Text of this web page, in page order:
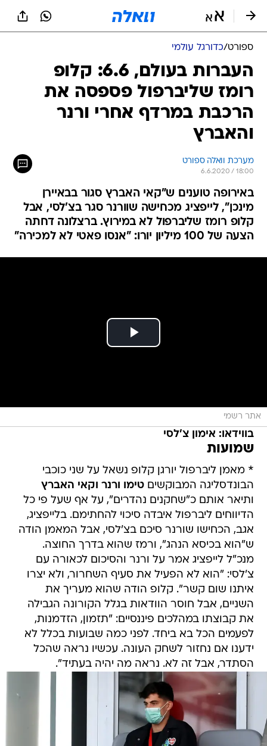
ספורט/כדורגל עולמי
העברות בעולם, 6.6: קלופ
רומז שליברפול פספסה את
הרכבת במרדף אחרי ורנר
והאברץ
מערכת וואלה ספורט
6.6.2020 / 18:00
באירופה טוענים ש"קאי האברץ סגור בבאיירן
מינכן", לייפציג מכחישה שוורנר סגר בצ'לסי, אבל
קלופ רומז שליברפול לא במירוץ. ברצלונה דחתה
הצעה של 100 מיליון יורו: "אנסו פאטי לא למכירה"
אתר רשמי
בווידאו: אימון צ'לסי
שמועות
* מאמן ליברפול יורגן קלופ נשאל על שני כוכבי
הבונדסליגה המבוקשיםטימו ורנר וקאי האברץ
ותיאר אותם כ"שחקנים נהדרים", על אף שעל פי כל
הדיווחים ליברפול איבדה סיכוי להחתימם. בלייפציג,
אגב, הכחישו שורנר סיכם בצ'לסי, אבל המאמן הודה
ש"הוא בכיסא הנהג", ורמז שהוא בדרך החוצה.
מנכ"ל לייפציג אמר על ורנר והסיכום לכאורה עם
צ'לסי: "הוא לא הפעיל את סעיף השחרור, ולא יצרו
איתנו שום קשר". קלופ הודה שהוא מעריך את
השניים, אבל חוסר הוודאות בגלל הקורונה הגבילה
את קבוצתו במהלכים פיננסיים: "תזמון, הזדמנות,
לפעמים הכל בא ביחד. לפני כמה שבועות בכלל לא
ידענו אם נחזור לשחק העונה. עכשיו נראה שהכל
הסתדר, אבל זה לא. נראה מה יהיה בעתיד".